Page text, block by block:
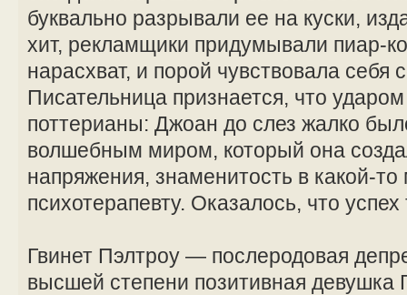
буквально разрывали ее на куски,
хит, рекламщики придумывали пиар-
нарасхват, и порой чувствовала себя
Писательница признается, что
поттерианы: Джоан до слез жалко
волшебным миром, который она
напряжения, знаменитость в какой-
психотерапевту. Оказалось, что
Гвинет Пэлтроу — послеродовая
высшей степени позитивная девушка